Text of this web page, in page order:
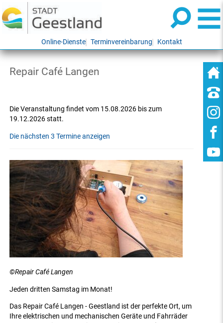
Online-Dienste Terminvereinbarung Kontakt
Repair Café Langen
Die Veranstaltung findet vom 15.08.2026 bis zum
19.12.2026 statt.
Die nächsten 3 Termine anzeigen
©Repair Café Langen
Jeden dritten Samstag im Monat!
Das Repair Café Langen - Geestland ist der perfekte Ort, um
Ihre elektrischen und mechanischen Geräte und Fahrräder